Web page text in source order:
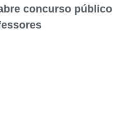
concurso público